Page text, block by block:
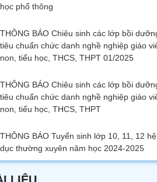
học phổ thông
THÔNG BÁO Chiêu sinh các lớp bồi
tiêu chuẩn chức danh nghề nghiệp giáo
non, tiểu học, THCS, THPT 01/2025
THÔNG BÁO Chiêu sinh các lớp bồi
tiêu chuẩn chức danh nghề nghiệp giáo
non, tiểu học, THCS, THPT
THÔNG BÁO Tuyển sinh lớp 10, 11, 12
dục thường xuyên năm học 2024-2025